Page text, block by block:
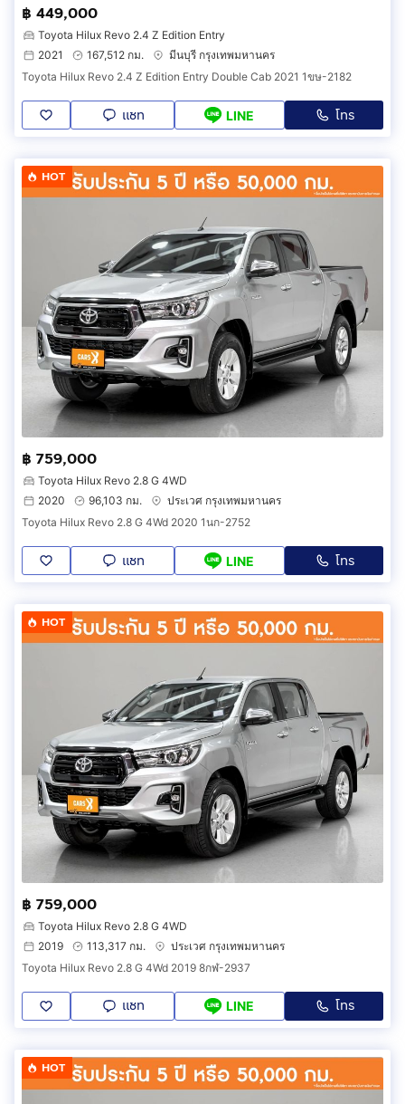
฿ 449,000
Toyota Hilux Revo 2.4 Z Edition Entry
2021
167,512 กม.
มีนบุรี กรุงเทพมหานคร
Toyota Hilux Revo 2.4 Z Edition Entry Double Cab 2021 1ขษ-2182
แชท LINE โทร
HOT
฿ 759,000
Toyota Hilux Revo 2.8 G 4WD
2020
96,103 กม.
ประเวศ กรุงเทพมหานคร
Toyota Hilux Revo 2.8 G 4Wd 2020 1นก-2752
แชท LINE โทร
HOT
฿ 759,000
Toyota Hilux Revo 2.8 G 4WD
2019
113,317 กม.
ประเวศ กรุงเทพมหานคร
Toyota Hilux Revo 2.8 G 4Wd 2019 8กฬ-2937
แชท LINE โทร
HOT